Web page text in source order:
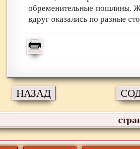
обременительные пошлины.
вдруг оказались по разные
НАЗАД